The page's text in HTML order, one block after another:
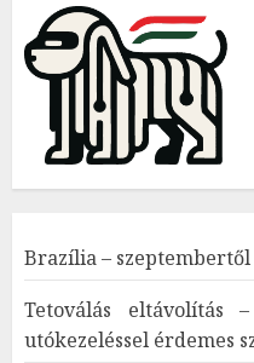
Brazília –
Tetoválás eltávolítás
utókezeléssel érdemes